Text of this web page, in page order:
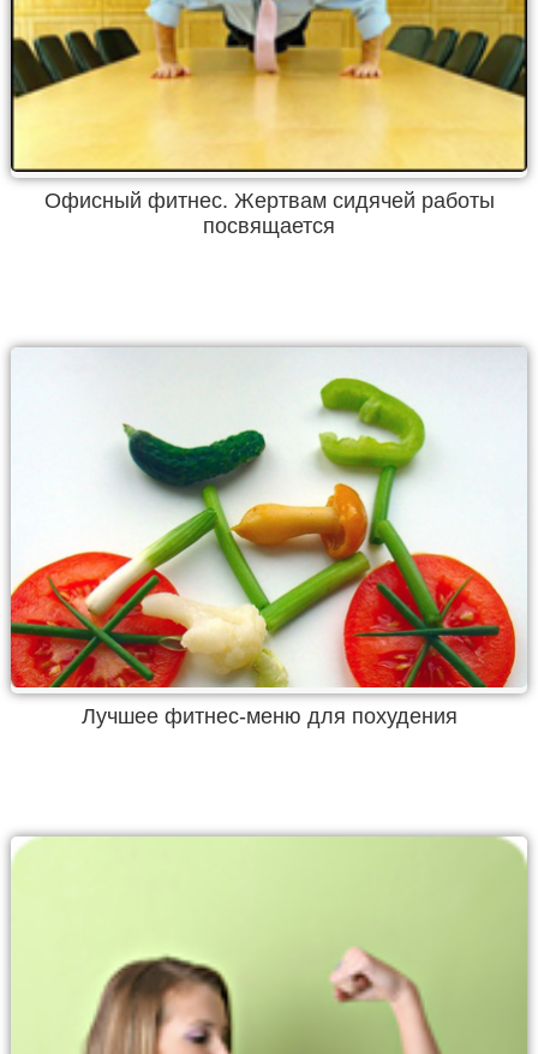
Офисный фитнес. Жертвам сидячей работы
посвящается
Лучшее фитнес-меню для похудения